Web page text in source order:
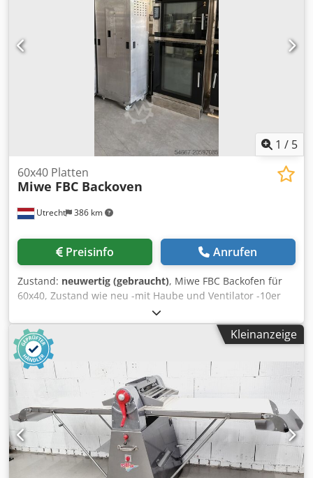
1 / 5
Utrecht 386 km
60x40 Platten
Miwe FBC Backoven
Preisinfo Anrufen
Zustand: neuwertig (gebraucht), Miwe FBC Backofen für
60x40, Zustand wie neu -mit Haube und Ventilator -10er
Backofen benötigt 19,7 kW -6er Backofen benötigt 9,3 kW
Dedjxywm Sjpfx Afleck -mit Dampfkondensator inklusive
Ablufthaube -mit automatischer Reinigung -
Türverriegelung mit PIN -mit Beladewagen -400/230V
3/N/PE 50 Hz -Außenmaße: 90x127x210 cm (BxTxH)
Kleinanzeige